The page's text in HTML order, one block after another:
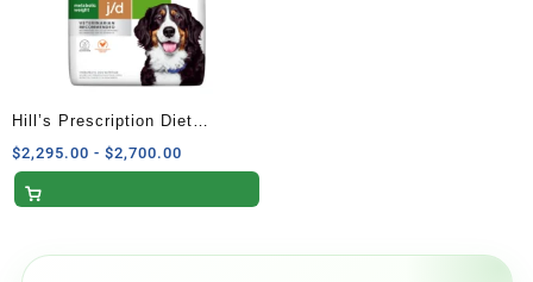
Hill’s Prescription Diet
Metabolic & Mobility Perro
Adulto 10.9 kg
$2,295.00 - $2,700.00
de
$2,295.00